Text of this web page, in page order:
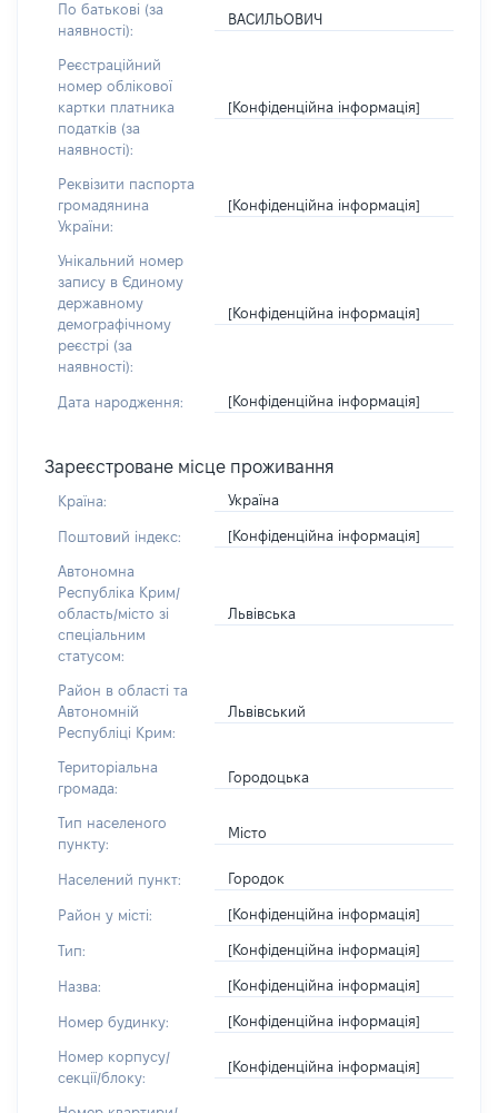
По батькові (за
наявності):
ВАСИЛЬОВИЧ
Реєстраційний
номер облікової
картки платника
податків (за
наявності):
[Конфіденційна інформація]
Реквізити паспорта
громадянина
України:
[Конфіденційна інформація]
Унікальний номер
запису в Єдиному
державному
демографічному
реєстрі (за
наявності):
[Конфіденційна інформація]
Дата народження: [Конфіденційна інформація]
Зареєстроване місце проживання
Країна: Україна
Поштовий індекс: [Конфіденційна інформація]
Автономна
Республіка Крим/
область/місто зі
спеціальним
статусом:
Львівська
Район в області та
Автономній
Республіці Крим:
Львівський
Територіальна
громада:
Городоцька
Тип населеного
пункту:
Місто
Населений пункт: Городок
Район у місті: [Конфіденційна інформація]
Тип: [Конфіденційна інформація]
Назва: [Конфіденційна інформація]
Номер будинку: [Конфіденційна інформація]
Номер корпусу/
секції/блоку:
[Конфіденційна інформація]